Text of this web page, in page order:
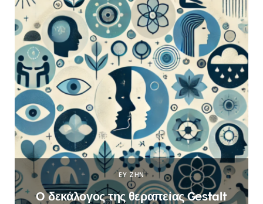
ΕΥ ΖΗΝ
Ο δεκάλογος της θεραπείας Gestalt